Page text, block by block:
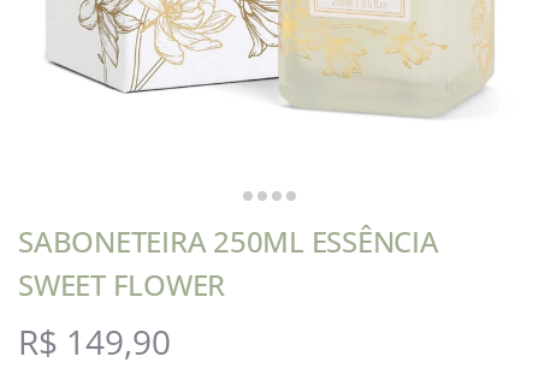
SABONETEIRA 250ML ESSÊNCIA
SWEET FLOWER
R$ 149,90